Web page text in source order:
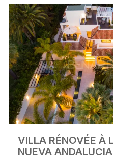
VILLA RÉNOVÉE À
NUEVA ANDALUCIA